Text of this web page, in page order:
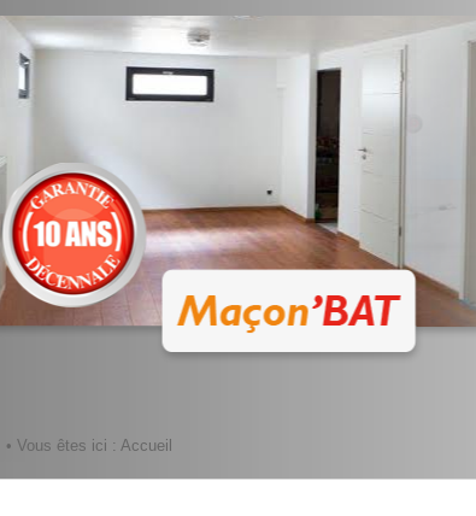
• Vous êtes ici : Accueil